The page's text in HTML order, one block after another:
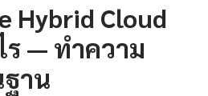
Hybrid Cloud
ร — ทำความ
าน